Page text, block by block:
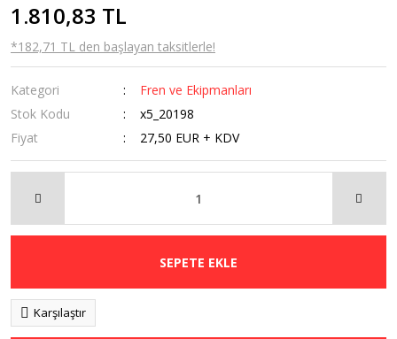
1.810,83 TL
*182,71 TL den başlayan taksitlerle!
Kategori
Fren ve Ekipmanları
Stok Kodu
x5_20198
Fiyat
27,50 EUR + KDV
SEPETE EKLE
Karşılaştır